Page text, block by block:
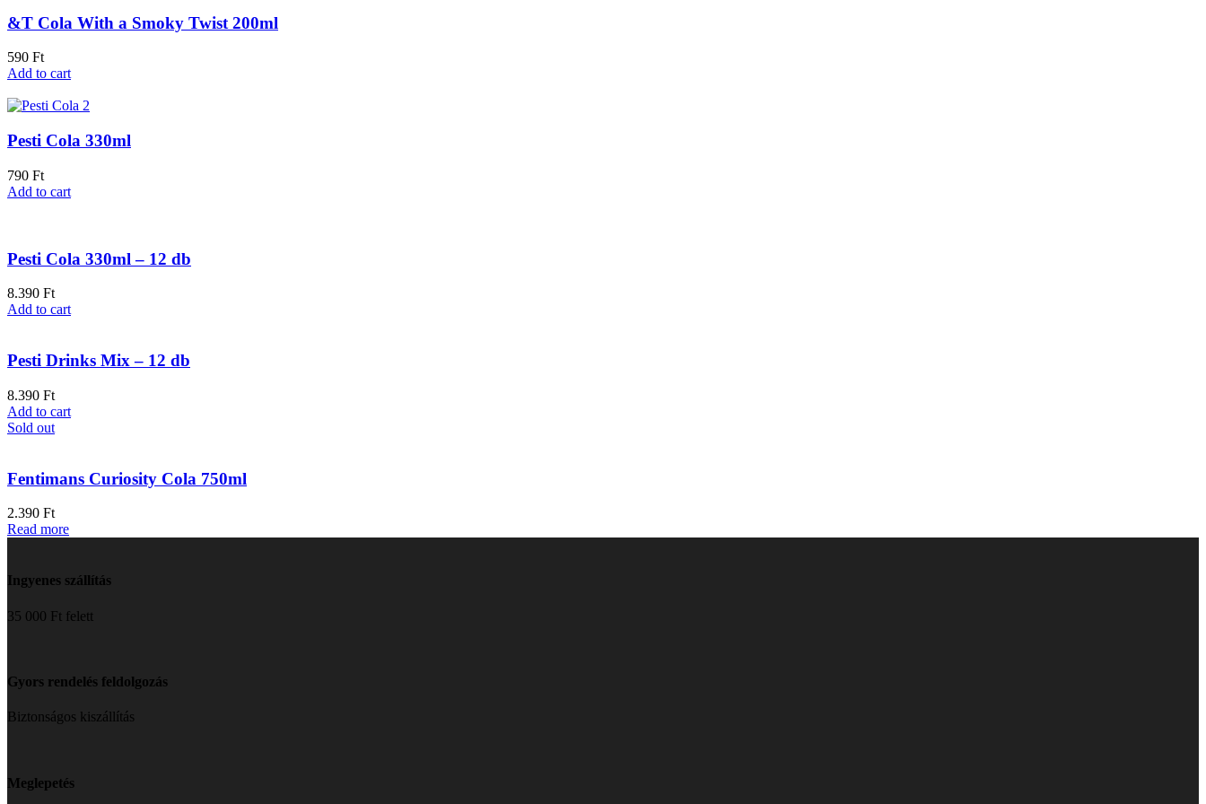
&T Cola With a Smoky Twist 200ml
590 Ft
Add to cart
Pesti Cola 330ml
790 Ft
Add to cart
Pesti Cola 330ml – 12 db
8.390 Ft
Add to cart
Pesti Drinks Mix – 12 db
8.390 Ft
Add to cart
Sold out
Fentimans Curiosity Cola 750ml
2.390 Ft
Read more
Ingyenes szállítás
35 000 Ft felett
Gyors rendelés feldolgozás
Biztonságos kiszállítás
Meglepetés